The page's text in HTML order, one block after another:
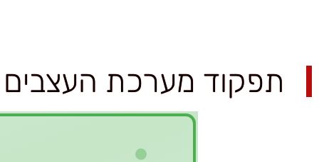
תפקוד מערכת העצבים